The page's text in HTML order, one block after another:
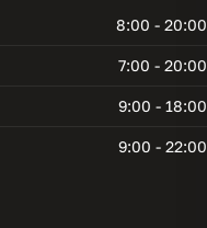
8:00 - 20:00
7:00 - 20:00
9:00 - 18:00
9:00 - 22:00